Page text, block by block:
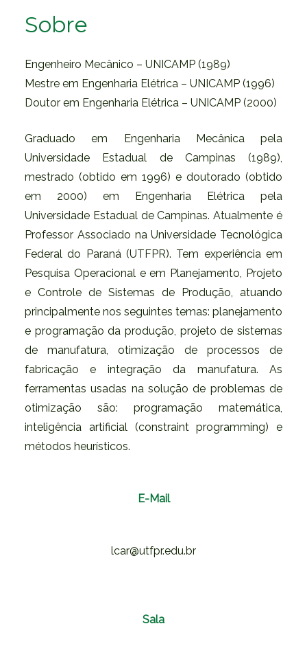
Sobre
Engenheiro Mecânico – UNICAMP (1989)
Mestre em Engenharia Elétrica – UNICAMP (1996)
Doutor em Engenharia Elétrica – UNICAMP (2000)
Graduado em Engenharia Mecânica pela
Universidade Estadual de Campinas (1989),
mestrado (obtido em 1996) e doutorado (obtido
em 2000) em Engenharia Elétrica pela
Universidade Estadual de Campinas. Atualmente é
Professor Associado na Universidade Tecnológica
Federal do Paraná (UTFPR). Tem experiência em
Pesquisa Operacional e em Planejamento, Projeto
e Controle de Sistemas de Produção, atuando
principalmente nos seguintes temas: planejamento
e programação da produção, projeto de sistemas
de manufatura, otimização de processos de
fabricação e integração da manufatura. As
ferramentas usadas na solução de problemas de
otimização são: programação matemática,
inteligência artificial (constraint programming) e
métodos heurísticos.
E-Mail
lcar@utfpr.edu.br
Sala